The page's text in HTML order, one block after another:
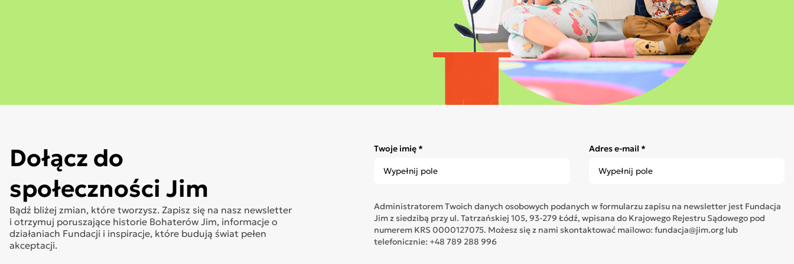
Dołącz do
społeczności Jim
Bądź bliżej zmian, które tworzysz. Zapisz się na nasz newsletter
i otrzymuj poruszające historie Bohaterów Jim, informacje o
działaniach Fundacji i inspiracje, które budują świat pełen
akceptacji.
Twoje imię * Adres e-mail *
Administratorem Twoich danych osobowych podanych w formularzu zapisu na newsletter jest Fundacja
Jim z siedzibą przy ul. Tatrzańskiej 105, 93-279 Łódź, wpisana do Krajowego Rejestru Sądowego pod
numerem KRS 0000127075. Możesz się z nami skontaktować mailowo: fundacja@jim.org lub
telefonicznie: +48 789 288 996